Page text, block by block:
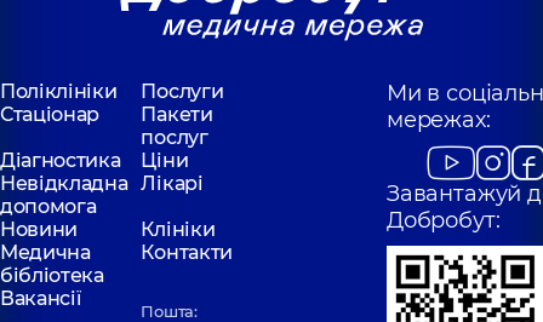
Поліклініки
Послуги
Стаціонар
Пакети
послуг
Діагностика
Ціни
Невідкладна
допомога
Лікарі
Новини
Клініки
Медична
бібліотека
Контакти
Вакансії
Пошта:
Ми в
мережах:
Завантажуй
Добробут: